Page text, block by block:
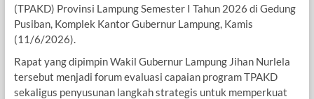
(TPAKD) Provinsi Lampung Semester I Tahun 2026 di Gedung
Pusiban, Komplek Kantor Gubernur Lampung, Kamis
(11/6/2026).
Rapat yang dipimpin Wakil Gubernur Lampung Jihan Nurlela
tersebut menjadi forum evaluasi capaian program TPAKD
sekaligus penyusunan langkah strategis untuk memperkuat